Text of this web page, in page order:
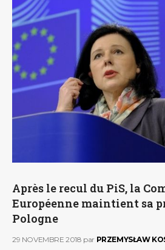
Après le recul du PiS, la
Européenne maintient sa
Pologne
29 NOVEMBRE 2018 par PRZEMYSŁAW